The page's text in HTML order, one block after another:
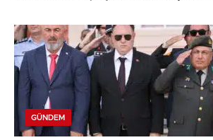
GÜNDEM